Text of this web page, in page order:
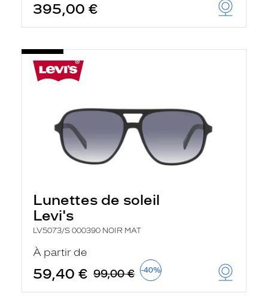
395,00 €
Lunettes de soleil
Levi's
LV5073/S 000390 NOIR MAT
À partir de
59,40 € 99,00 € -40%